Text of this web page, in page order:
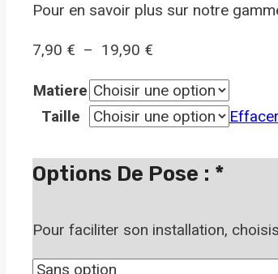
Pour en savoir plus sur notre
7,90 € – 19,90 €
prix :
7,90 €
19,90 €
Matiere
Taille
Effacer
Options De Pose : *
Pour faciliter son installation,